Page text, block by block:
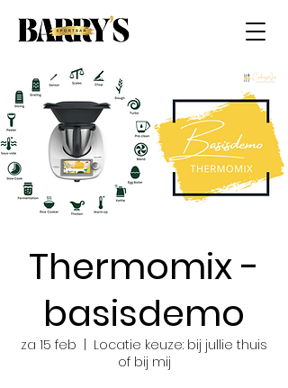
Thermomix -
basisdemo
za 15 feb
Locatie keuze: bij jullie thuis
of bij mij